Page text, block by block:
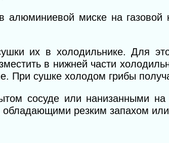
миске на газовой
их в холодильнике. Для
в нижней части
При сушке холодом грибы
сосуде или нанизанными
резким запахом